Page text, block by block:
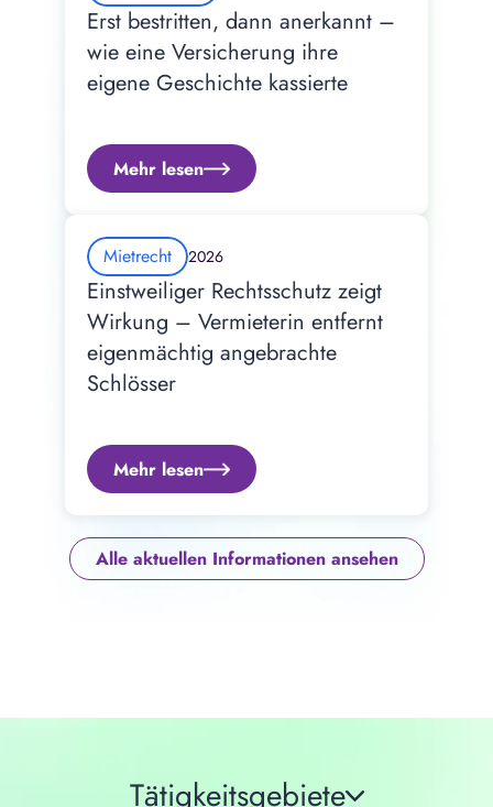
Erst bestritten, dann anerkannt –
wie eine Versicherung ihre
eigene Geschichte kassierte
Mehr lesen
Mietrecht 2026
Einstweiliger Rechtsschutz zeigt
Wirkung – Vermieterin entfernt
eigenmächtig angebrachte
Schlösser
Mehr lesen
Alle aktuellen Informationen ansehen
Tätigkeitsgebiete